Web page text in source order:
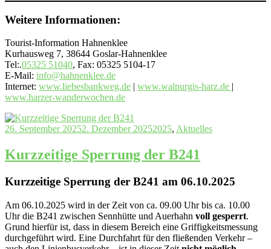
Weitere Informationen:
Tourist-Information Hahnenklee
Kurhausweg 7, 38644 Goslar-Hahnenklee
Tel:.05325 51040, Fax: 05325 5104-17
E-Mail: info@hahnenklee.de
Internet: www.liebesbankweg.de | www.walpurgis-harz.de |
www.harzer-wanderwochen.de
26. September 20252. Dezember 20252025, Aktuelles
Kurzzeitige Sperrung der B241
Kurzzeitige Sperrung der B241 am 06.10.2025
Am 06.10.2025 wird in der Zeit von ca. 09.00 Uhr bis ca. 10.00
Uhr die B241 zwischen Sennhütte und Auerhahn voll gesperrt.
Grund hierfür ist, dass in diesem Bereich eine Griffigkeitsmessung
durchgeführt wird. Eine Durchfahrt für den fließenden Verkehr –